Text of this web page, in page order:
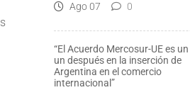
Ago 07
0
“El Acuerdo Mercosur-UE es
un después en la inserción de
Argentina en el comercio
internacional”